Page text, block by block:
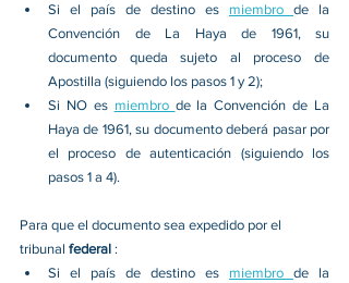
Si el país de destino es miembro de la
Convención de La Haya de 1961, su
documento queda sujeto al proceso de
Apostilla (siguiendo los pasos 1 y 2);
Si NO es miembro de la Convención de La
Haya de 1961, su documento deberá pasar por
el proceso de autenticación (siguiendo los
pasos 1 a 4).
Para que el documento sea expedido por el
tribunal federal :
Si el país de destino es miembro de la